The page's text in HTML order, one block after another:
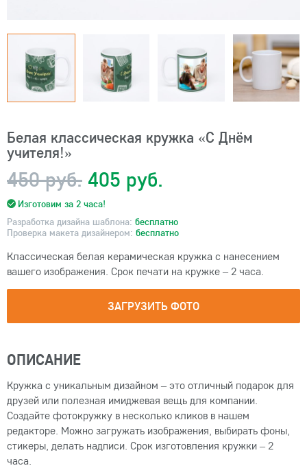
Белая классическая кружка «С Днём
учителя!»
450 руб. 405 руб.
Изготовим за 2 часа!
Разработка дизайна шаблона: бесплатно
Проверка макета дизайнером: бесплатно
Классическая белая керамическая кружка с нанесением
вашего изображения. Срок печати на кружке – 2 часа.
ЗАГРУЗИТЬ ФОТО
ОПИСАНИЕ
Кружка с уникальным дизайном – это отличный подарок для
друзей или полезная имиджевая вещь для компании.
Создайте фотокружку в несколько кликов в нашем
редакторе. Можно загружать изображения, выбирать фоны,
стикеры, делать надписи. Срок изготовления кружки – 2
часа.